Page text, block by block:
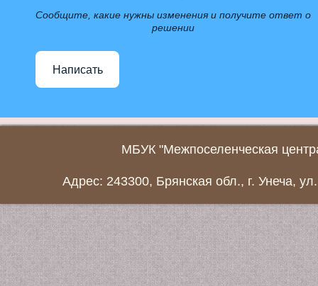
Сообщите, какие нужны изменения и получите ответ о
решении
Написать
МБУК "Межпоселенческая
Адрес: 243300, Брянская обл., г. Унеча,